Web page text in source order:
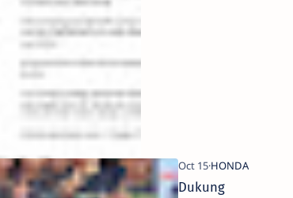
Scoopy di
Bulan Juli
Dukung